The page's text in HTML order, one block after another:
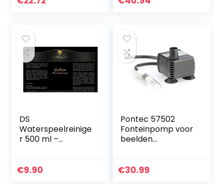
DS
Waterspeelreinige
r 500 ml –
kamerfontein
€9.90
Pontec 57502
Fonteinpomp voor
beelden
fonteinpomp voor
€30.99